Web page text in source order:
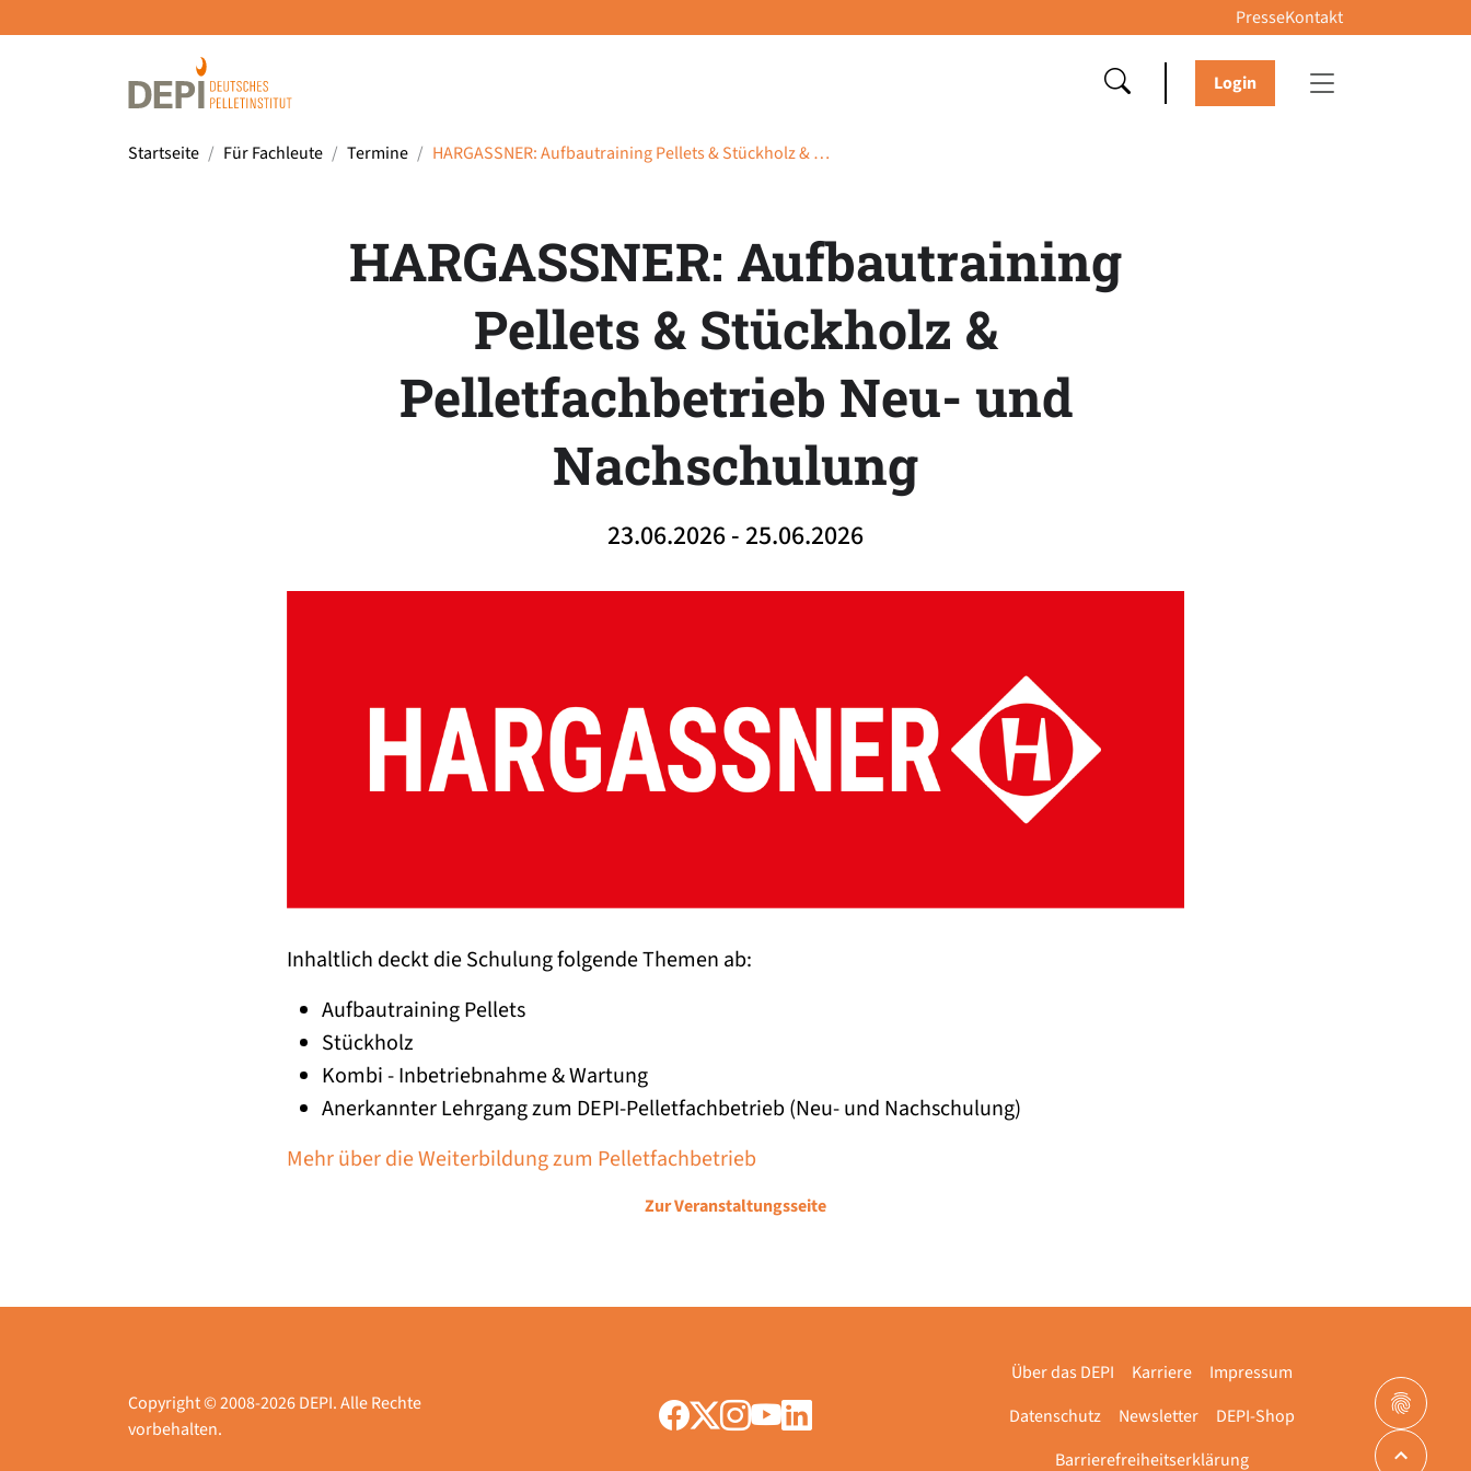
PresseKontakt
Login
Startseite Für Fachleute Termine HARGASSNER: Aufbautraining Pellets & Stückholz & …
HARGASSNER: Aufbautraining
Pellets & Stückholz &
Pelletfachbetrieb Neu- und
Nachschulung
23.06.2026 - 25.06.2026
Inhaltlich deckt die Schulung folgende Themen ab:
Aufbautraining Pellets
Stückholz
Kombi - Inbetriebnahme & Wartung
Anerkannter Lehrgang zum DEPI-Pelletfachbetrieb (Neu- und Nachschulung)
Mehr über die Weiterbildung zum Pelletfachbetrieb
Zur Veranstaltungsseite
Copyright © 2008-2026 DEPI. Alle Rechte
vorbehalten.
Über das DEPI Karriere
Impressum
Datenschutz
Newsletter
DEPI-Shop
Barrierefreiheitserklärung